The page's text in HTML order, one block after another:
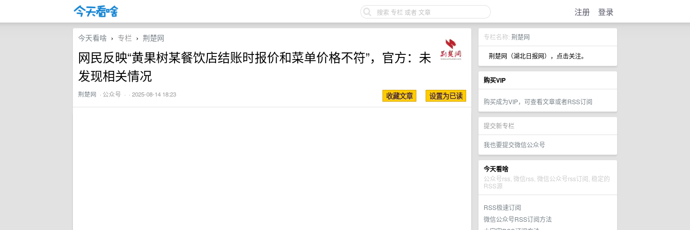
注册 登录
专栏名称: 荆楚网
荆楚网（湖北日报网），点击关注。
购买VIP
购买成为VIP，可查看文章或者RSS订阅
提交新专栏
我也要提交微信公众号
今天看啥
公众号rss, 微信rss, 微信公众号rss订阅, 稳定的
RSS源
RSS极速订阅
微信公众号RSS订阅方法
今天看啥 › 专栏 › 荆楚网
网民反映“黄果树某餐饮店结账时报价和菜单价格不符”，官方：未
发现相关情况
荆楚网 · 公众号 · · 2025-08-14 18:23